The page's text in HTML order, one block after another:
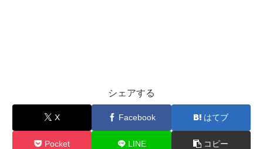
シェアする
X Facebook はてブ
Pocket LINE コピー